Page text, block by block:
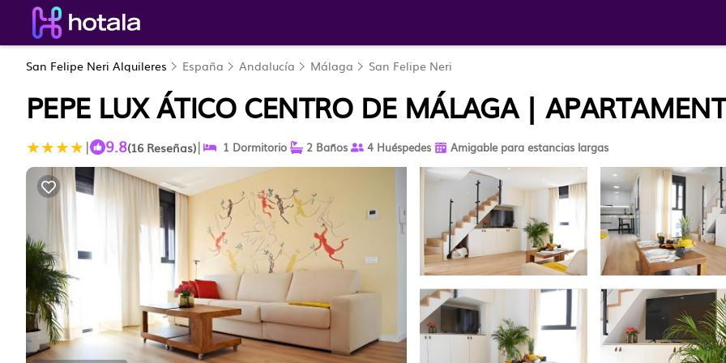
San Felipe Neri Alquileres España Andalucía Málaga San Felipe Neri
PEPE LUX ÁTICO CENTRO DE MÁLAGA |
| 9.8(16 Reseñas)| 1 Dormitorio 2 Baños 4 Huéspedes Amigable para estancias largas